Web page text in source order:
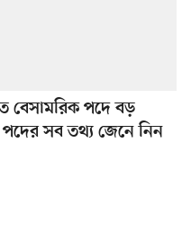
বেসামরিক পদে বড়
সব তথ্য জেনে নিন